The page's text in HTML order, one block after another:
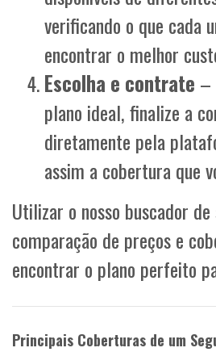
verificando o que cada
encontrar o melhor
Escolha e contrate –
plano ideal, finalize a
diretamente pela
assim a cobertura que
Utilizar o nosso buscador
comparação de preços e
encontrar o plano perfeito
Principais Coberturas de um